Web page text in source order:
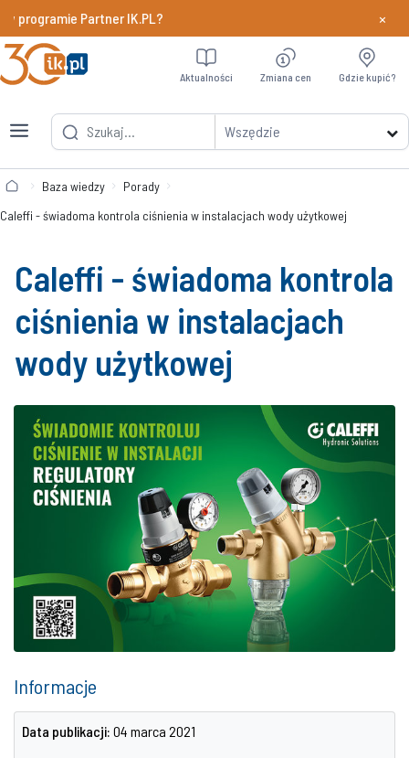
Partner IK.PL? Dowiedz
×
Wszędzie
Aktualności Zmiana cen Gdzie kupić?
Baza wiedzy
Porady
Caleffi - świadoma kontrola ciśnienia w instalacjach wody użytkowej
Caleffi - świadoma kontrola
ciśnienia w instalacjach
wody użytkowej
Informacje
Data publikacji: 04 marca 2021